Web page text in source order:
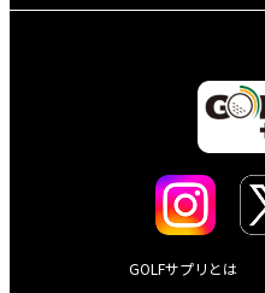
GOLFサプリとは